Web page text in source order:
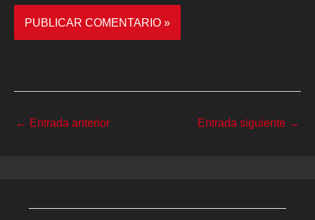
← Entrada anterior Entrada siguiente →